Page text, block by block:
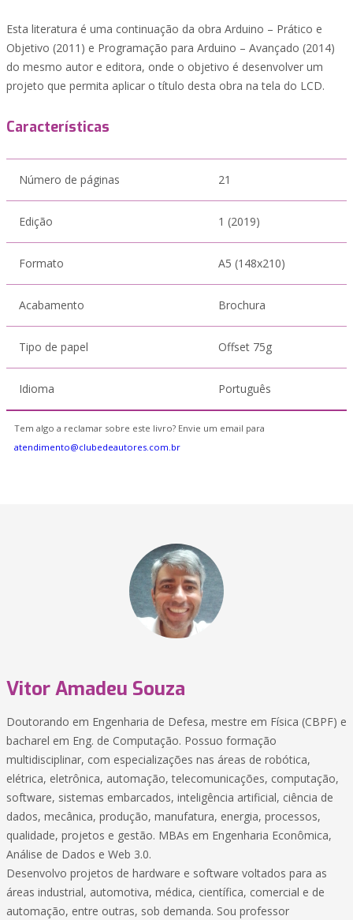
Esta literatura é uma continuação da obra Arduino – Prático e
Objetivo (2011) e Programação para Arduino – Avançado (2014)
do mesmo autor e editora, onde o objetivo é desenvolver um
projeto que permita aplicar o título desta obra na tela do LCD.
Características
Número de páginas 21
Edição 1 (2019)
Formato A5 (148x210)
Acabamento Brochura
Tipo de papel Offset 75g
Idioma Português
Tem algo a reclamar sobre este livro? Envie um email para
atendimento@clubedeautores.com.br
Vitor Amadeu Souza
Doutorando em Engenharia de Defesa, mestre em Física (CBPF) e
bacharel em Eng. de Computação. Possuo formação
multidisciplinar, com especializações nas áreas de robótica,
elétrica, eletrônica, automação, telecomunicações, computação,
software, sistemas embarcados, inteligência artificial, ciência de
dados, mecânica, produção, manufatura, energia, processos,
qualidade, projetos e gestão. MBAs em Engenharia Econômica,
Análise de Dados e Web 3.0.
Desenvolvo projetos de hardware e software voltados para as
áreas industrial, automotiva, médica, científica, comercial e de
automação, entre outras, sob demanda. Sou professor